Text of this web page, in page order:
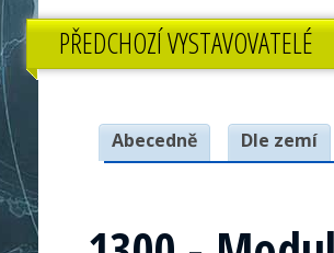
PŘEDCHOZÍ VYSTAVOVATELÉ
Abecedně Dle zemí